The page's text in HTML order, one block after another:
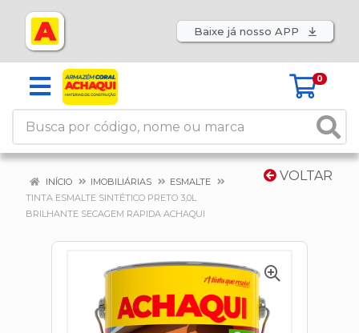
Baixe já nosso APP
0
VOLTAR
INÍCIO IMOBILIÁRIAS
ESMALTE
TINTA ESMALTE SINTÉTICO PRETO 3,0L
BRILHANTE SECAGEM RAPIDA ACHAQUI